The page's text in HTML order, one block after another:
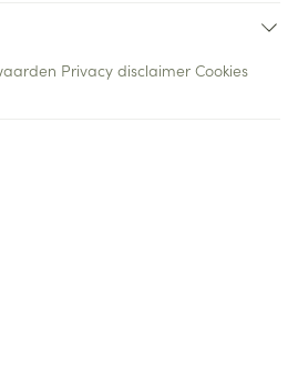
Privacy disclaimer Cookies